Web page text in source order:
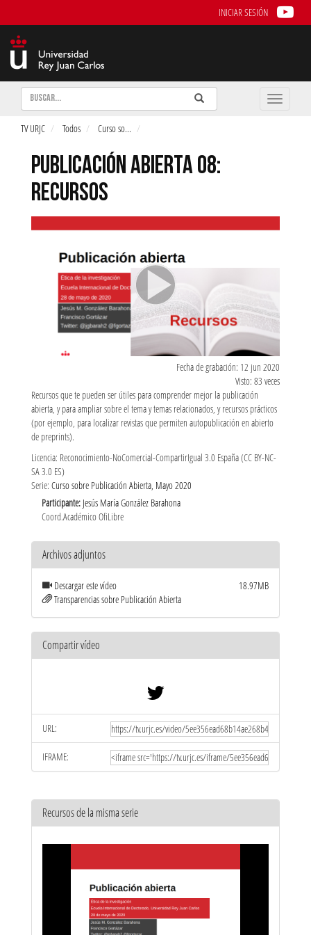
INICIAR SESIÓN
Buscar Enviar
Buscar
Toggle
TV URJC Todos Curso so...
PUBLICACIÓN ABIERTA 08:
RECURSOS
Fecha de grabación: 12 jun 2020
Visto: 83 veces
Recursos que te pueden ser útiles para comprender mejor la publicación
abierta, y para ampliar sobre el tema y temas relacionados, y recursos prácticos
(por ejemplo, para localizar revistas que permiten autopublicación en abierto
de preprints).
Licencia: Reconocimiento-NoComercial-CompartirIgual 3.0 España (CC BY-NC-
SA 3.0 ES)
Serie: Curso sobre Publicación Abierta, Mayo 2020
Participante: Jesús María González Barahona
Coord.Académico OfiLibre
Archivos adjuntos
Descargar este vídeo
18.97MB
Transparencias sobre Publicación Abierta
Compartir vídeo
URL:
IFRAME:
Recursos de la misma serie